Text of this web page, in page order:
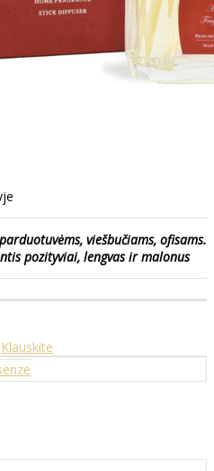
viešbučiams, ofisams.
pozityviai, lengvas ir malonus
Klauskite